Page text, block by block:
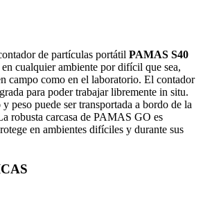
de partículas portátil PAMAS S40
cualquier ambiente por difícil que sea,
campo como en el laboratorio. El contador
para poder trabajar libremente in situ.
peso puede ser transportada a bordo de la
robusta carcasa de PAMAS GO es
en ambientes difíciles y durante sus